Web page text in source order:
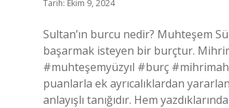
Tarih: Ekim 9, 2024
Sultan’ın burcu nedir? Muhteşem
başarmak isteyen bir burçtur.
#muhteşemyüzyıl #burç
puanlarla ek ayrıcalıklardan
anlayışlı tanığıdır. Hem